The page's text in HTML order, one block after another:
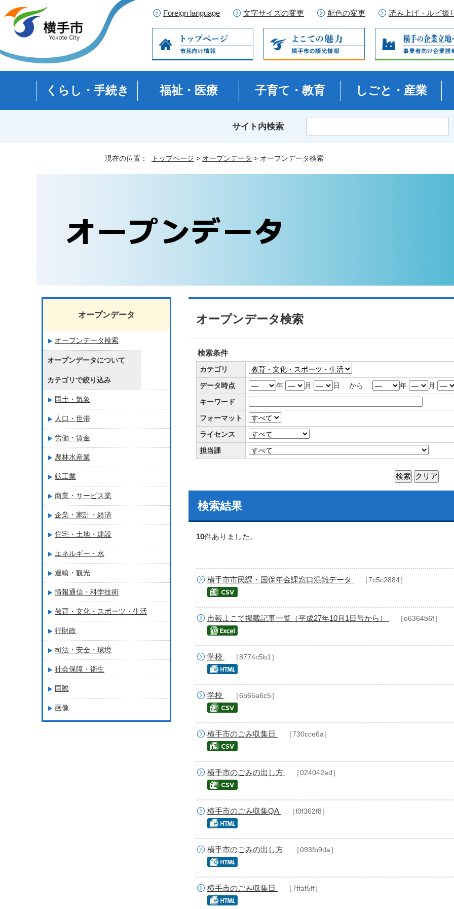
Foreign language 文字サイズの変更 配色の変更 読み上げ・ルビ振
くらし・手続き 福祉・医療 子育て・教育 しごと・産業
サイト内検索
現在の位置： トップページ > オープンデータ > オープンデータ検索
オープンデータ検索
検索条件
カテゴリ
データ時点
年 月 日 から 年
月
キーワード
フォーマット
ライセンス
担当課
検索結果
10件ありました。
横手市市民課・国保年金課窓口混雑データ ［7c5c2884］
市報よこて掲載記事一覧（平成27年10月1日号から） ［e6364b6f］
学校 ［8774c5b1］
学校 ［6b65a6c5］
横手市のごみ収集日 ［730cce6a］
横手市のごみの出し方 ［024042ed］
横手市のごみ収集QA ［f0f362f8］
横手市のごみの出し方 ［093fb9da］
横手市のごみ収集日 ［7ffaf5ff］
オープンデータ
オープンデータ検索
オープンデータについて
カテゴリで絞り込み
国土・気象
人口・世帯
労働・賃金
農林水産業
鉱工業
商業・サービス業
企業・家計・経済
住宅・土地・建設
エネルギー・水
運輸・観光
情報通信・科学技術
教育・文化・スポーツ・生活
行財政
司法・安全・環境
社会保障・衛生
国際
画像